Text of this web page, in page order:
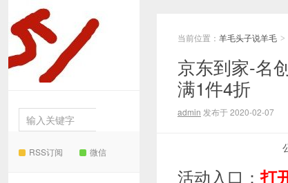
RSS订阅 微信
当前位置： 羊毛头子说羊毛 >
京东到家-名
满1件4折
admin 发布于 2020-02-07
活动入口：打